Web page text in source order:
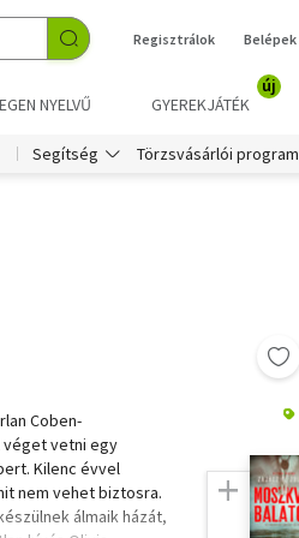
Regisztrálok Belépek
NYELVŰ GYEREKJÁTÉK
új
Segítség Törzsvásárlói program
Coben-
véget vetni egy
Kilenc évvel
nem vehet biztosra.
álmaik házát,